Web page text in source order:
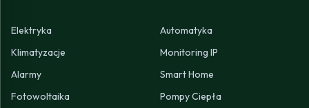
Elektryka
Automatyka
Klimatyzacje
Monitoring IP
Alarmy
Smart Home
Fotowoltaika
Pompy Ciepła